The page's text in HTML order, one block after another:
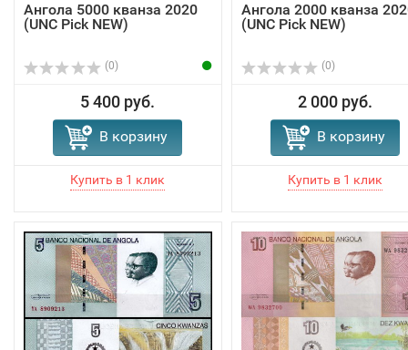
Ангола 5000 кванза 2020
(UNC Pick NEW)
(0)
5 400 руб.
В корзину
Ангола 2000 кванза
(UNC Pick NEW)
(0)
2 000 руб.
В корзину